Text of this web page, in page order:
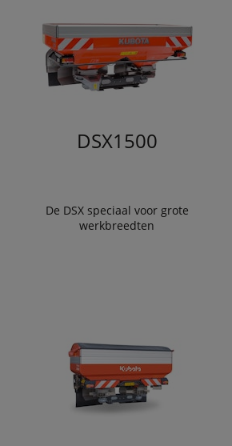
DSX1500
De DSX speciaal voor grote
werkbreedten